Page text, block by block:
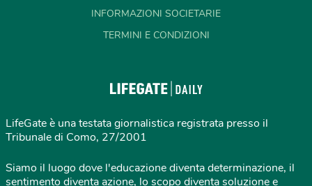
INFORMAZIONI SOCIETARIE
TERMINI E CONDIZIONI
LifeGate è una testata giornalistica registrata presso il
Tribunale di Como, 27/2001
Siamo il luogo dove l'educazione diventa determinazione, il
sentimento diventa azione, lo scopo diventa soluzione e